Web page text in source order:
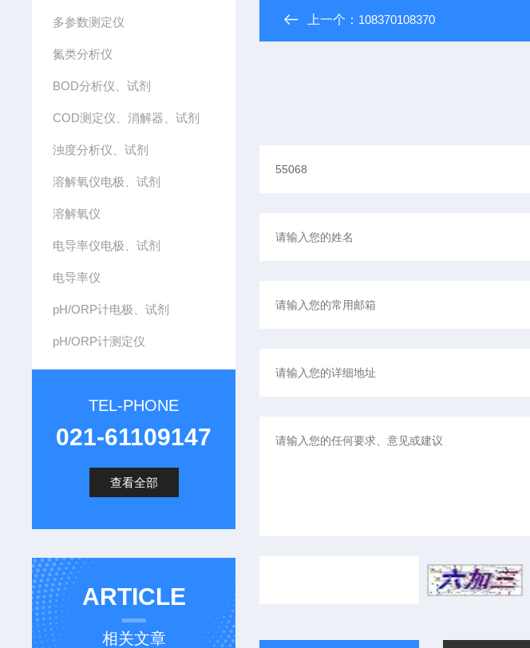
多参数测定仪
氮类分析仪
BOD分析仪、试剂
COD测定仪、消解器、试剂
浊度分析仪、试剂
溶解氧仪电极、试剂
溶解氧仪
电导率仪电极、试剂
电导率仪
pH/ORP计电极、试剂
pH/ORP计测定仪
TEL-PHONE
021-61109147
查看全部
ARTICLE
相关文章
上一个： 108370108370